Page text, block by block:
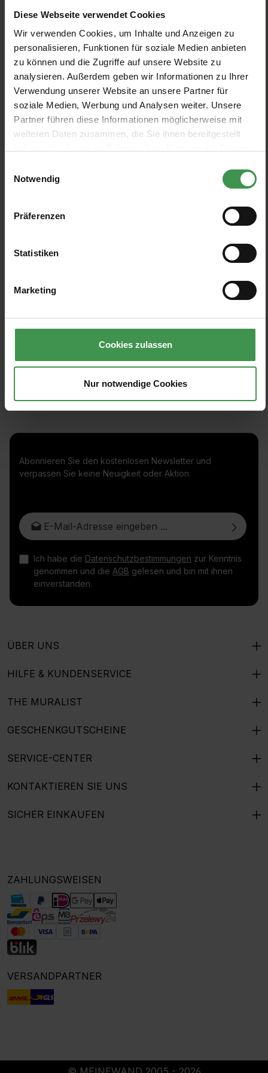
Diese Webseite verwendet Cookies
Wir verwenden Cookies, um Inhalte und Anzeigen zu
personalisieren, Funktionen für soziale Medien anbieten
zu können und die Zugriffe auf unsere Website zu
analysieren. Außerdem geben wir Informationen zu Ihrer
Verwendung unserer Website an unsere Partner für
soziale Medien, Werbung und Analysen weiter. Unsere
Partner führen diese Informationen möglicherweise mit
weiteren Daten zusammen, die Sie ihnen bereitgestellt
Notwendig
Präferenzen
Statistiken
Marketing
Cookies zulassen
Nur notwendige Cookies
5 Farben
Ab 99,00 €
4 Farben
+1
Tapete Copacabana
5 Farben
Ab 99,00 € +2
Tapete Guanábana
6 Farben
Ab 99,00 €
Tapete Guacamayos
Tres Tintas
Wandbild Burle
Tres Tintas
Ab 99,00 €
4 Farben
Abonnieren Sie den kostenlosen Newsletter und
verpassen Sie keine Neuigkeit oder Aktion.
E-Mail-Adresse*
Ich habe die Datenschutzbestimmungen zur Kenntnis
genommen und die AGB gelesen und bin mit ihnen
einverstanden.
ÜBER UNS
HILFE & KUNDENSERVICE
THE MURALIST
GESCHENKGUTSCHEINE
SERVICE-CENTER
KONTAKTIEREN SIE UNS
SICHER EINKAUFEN
ZAHLUNGSWEISEN
VERSANDPARTNER